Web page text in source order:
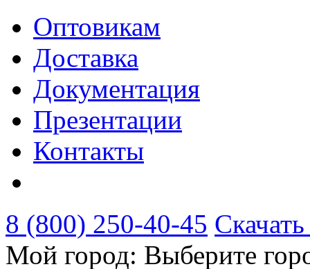
Оптовикам
Доставка
Документация
Презентации
Контакты
8 (800) 250-40-45
Мой город: Выберите